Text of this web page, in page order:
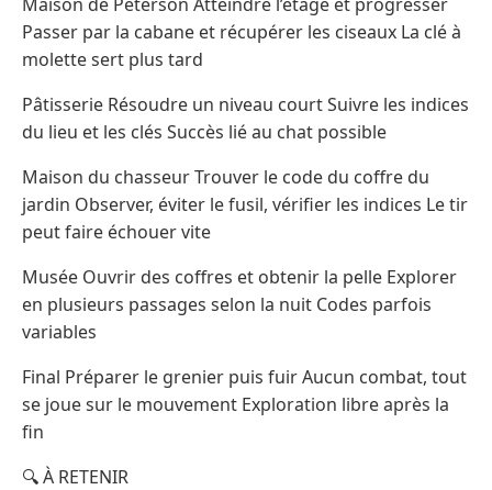
Passer par la cabane et récupérer les ciseaux La clé à
molette sert plus tard
Pâtisserie Résoudre un niveau court Suivre les indices
du lieu et les clés Succès lié au chat possible
Maison du chasseur Trouver le code du coffre du
jardin Observer, éviter le fusil, vérifier les indices Le tir
peut faire échouer vite
Musée Ouvrir des coffres et obtenir la pelle Explorer
en plusieurs passages selon la nuit Codes parfois
variables
Final Préparer le grenier puis fuir Aucun combat, tout
se joue sur le mouvement Exploration libre après la
fin
🔍 À RETENIR